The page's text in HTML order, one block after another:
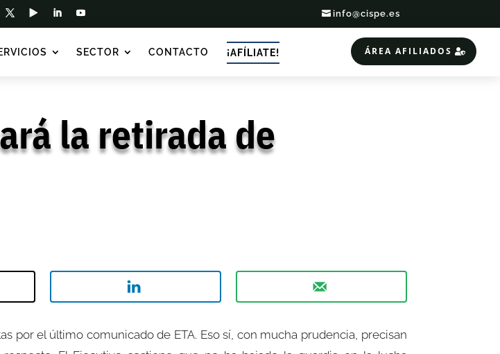
info@cispe.es
SECTOR CONTACTO ¡AFÍLIATE! ÁREA AFILIADOS
la retirada de
por el último comunicado de ETA. Eso sí, con mucha prudencia, precisan